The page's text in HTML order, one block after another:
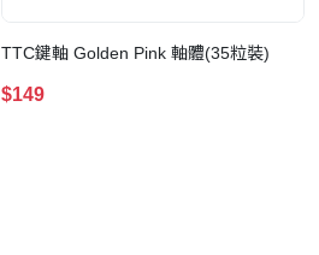
TTC鍵軸 Golden Pink 軸體(35粒裝)
$149